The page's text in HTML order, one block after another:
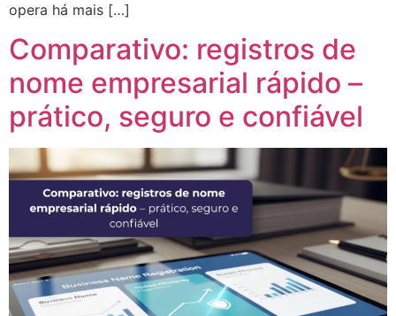
opera há mais […]
Comparativo: registros de
nome empresarial rápido –
prático, seguro e confiável